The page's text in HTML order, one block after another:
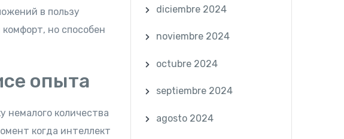
в пользу
но способен
опыта
немалого количества
когда интеллект
diciembre 2024
noviembre 2024
octubre 2024
septiembre 2024
agosto 2024